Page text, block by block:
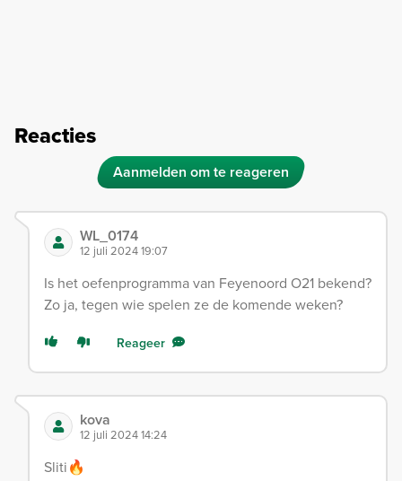
Reacties
Aanmelden om te reageren
WL_0174
12 juli 2024 19:07
Is het oefenprogramma van Feyenoord O21 bekend?
Zo ja, tegen wie spelen ze de komende weken?
Reageer
kova
12 juli 2024 14:24
Sliti🔥